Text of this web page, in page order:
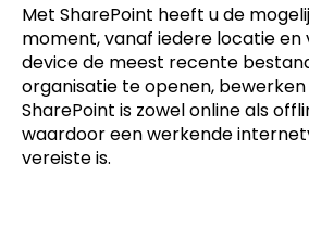
Met SharePoint heeft u de
moment, vanaf iedere locatie
device de meest recente
organisatie te openen, bewerken
SharePoint is zowel online als
waardoor een werkende
vereiste is.